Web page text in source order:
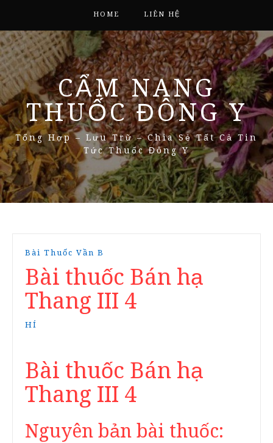
HOME LIÊN HỆ
CẨM NANG
THUỐC ĐÔNG Y
Tổng Hợp – Lưu Trữ – Chia Sẻ Tất Cả Tin
Tức Thuốc Đông Y
Bài Thuốc Vần B
Bài thuốc Bán hạ
Thang III 4
HÍ
Bài thuốc Bán hạ
Thang III 4
Nguyên bản bài thuốc: